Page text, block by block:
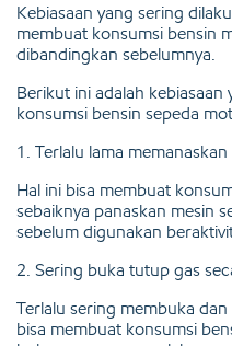
Kebiasaan yang sering
membuat konsumsi bensin
dibandingkan sebelumnya.
Berikut ini adalah
konsumsi bensin sepeda
1. Terlalu lama
Hal ini bisa membuat
sebaiknya panaskan mesin
sebelum digunakan
2. Sering buka tutup gas
Terlalu sering membuka
bisa membuat konsumsi